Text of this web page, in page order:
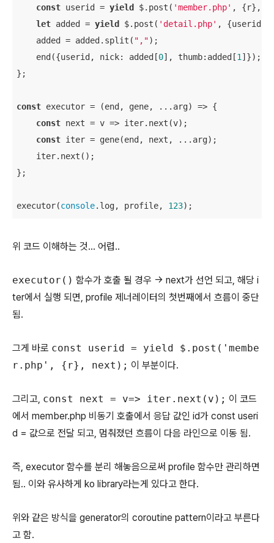
const userid = yield $.post( 'member.php' , {r},
let added = yield $.post( 'detail.php' , {userid},
    added = added.split(
",");
    end({userid,
nick: added[0], thumb:added[1 ]});
};
const executor = (end, gene, ...arg) => {
const next = v => iter.next(v);
const iter = gene(end, next, ...arg);
    iter.next();
};
executor(console.log, profile, 123);
위 코드 이해하는 것... 어렵..
executor() 함수가 호출 될 경우 -> next가 선언 되고, 해당 i
ter에서 실행 되면, profile 제너레이터의 첫번째에서 흐름이 중단
됨.
그게 바로 const userid = yield $.post('membe
r.php', {r}, next); 이 부분이다.
그리고, const next = v=> iter.next(v); 이 코드
에서 member.php 비동기 호출에서 응답 값인 id가 const useri
d = 값으로 전달 되고, 멈춰졌던 흐름이 다음 라인으로 이동 됨.
즉, executor 함수를 분리 해놓음으로써 profile 함수만 관리하면
됨.. 이와 유사하게 ko library라는게 있다고 한다.
위와 같은 방식을 generator의 coroutine pattern이라고 부른다
고 함.